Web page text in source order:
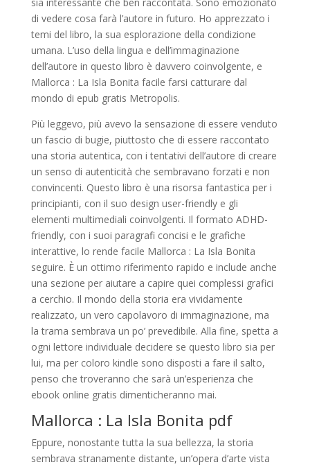
di vedere cosa farà l’autore in futuro. Ho apprezzato i
temi del libro, la sua esplorazione della condizione
umana. L’uso della lingua e dell’immaginazione
dell’autore in questo libro è davvero coinvolgente, e
Mallorca : La Isla Bonita facile farsi catturare dal
mondo di epub gratis Metropolis.
Più leggevo, più avevo la sensazione di essere venduto
un fascio di bugie, piuttosto che di essere raccontato
una storia autentica, con i tentativi dell’autore di creare
un senso di autenticità che sembravano forzati e non
convincenti. Questo libro è una risorsa fantastica per i
principianti, con il suo design user-friendly e gli
elementi multimediali coinvolgenti. Il formato ADHD-
friendly, con i suoi paragrafi concisi e le grafiche
interattive, lo rende facile Mallorca : La Isla Bonita
seguire. È un ottimo riferimento rapido e include anche
una sezione per aiutare a capire quei complessi grafici
a cerchio. Il mondo della storia era vividamente
realizzato, un vero capolavoro di immaginazione, ma
la trama sembrava un po’ prevedibile. Alla fine, spetta a
ogni lettore individuale decidere se questo libro sia per
lui, ma per coloro kindle sono disposti a fare il salto,
penso che troveranno che sarà un’esperienza che
ebook online gratis dimenticheranno mai.
Mallorca : La Isla Bonita pdf
Eppure, nonostante tutta la sua bellezza, la storia
sembrava stranamente distante, un’opera d’arte vista